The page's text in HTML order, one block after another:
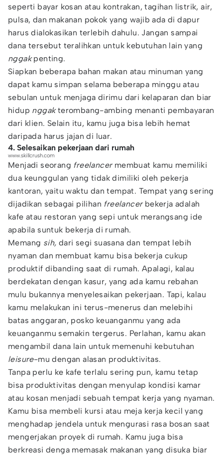
seperti bayar kosan atau kontrakan, tagihan listrik, air,
pulsa, dan makanan pokok yang wajib ada di dapur
harus dialokasikan terlebih dahulu. Jangan sampai
dana tersebut teralihkan untuk kebutuhan lain yang
nggakpenting.
Siapkan beberapa bahan makan atau minuman yang
dapat kamu simpan selama beberapa minggu atau
sebulan untuk menjaga dirimu dari kelaparan dan biar
hidup nggakterombang-ambing menanti pembayaran
dari klien. Selain itu, kamu juga bisa lebih hemat
daripada harus jajan di luar.
4. Selesaikan pekerjaan dari rumah
www.skillcrush.com
Menjadi seorang freelancermembuat kamu memiliki
dua keunggulan yang tidak dimiliki oleh pekerja
kantoran, yaitu waktu dan tempat. Tempat yang sering
dijadikan sebagai pilihan freelancerbekerja adalah
kafe atau restoran yang sepi untuk merangsang ide
apabila suntuk bekerja di rumah.
Memang sih, dari segi suasana dan tempat lebih
nyaman dan membuat kamu bisa bekerja cukup
produktif dibanding saat di rumah. Apalagi, kalau
berdekatan dengan kasur, yang ada kamu rebahan
mulu bukannya menyelesaikan pekerjaan. Tapi, kalau
kamu melakukan ini terus-menerus dan melebihi
batas anggaran, posko keuanganmu yang ada
keuanganmu semakin tergerus. Perlahan, kamu akan
mengambil dana lain untuk memenuhi kebutuhan
leisure-mu dengan alasan produktivitas.
Tanpa perlu ke kafe terlalu sering pun, kamu tetap
bisa produktivitas dengan menyulap kondisi kamar
atau kosan menjadi sebuah tempat kerja yang nyaman.
Kamu bisa membeli kursi atau meja kerja kecil yang
menghadap jendela untuk mengurasi rasa bosan saat
mengerjakan proyek di rumah. Kamu juga bisa
berkreasi denga memasak makanan yang disuka biar